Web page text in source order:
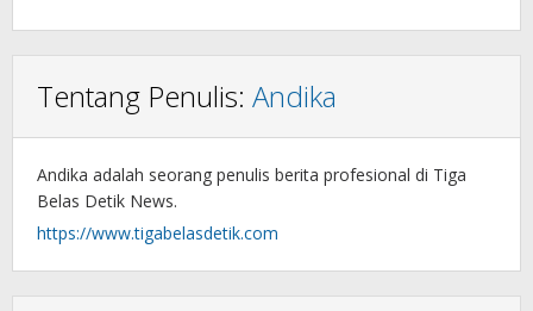
Tentang Penulis: Andika
Andika adalah seorang penulis berita profesional di Tiga
Belas Detik News.
https://www.tigabelasdetik.com